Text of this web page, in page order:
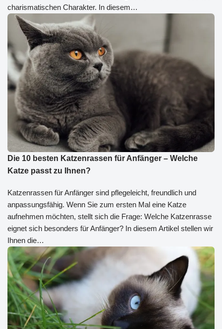
charismatischen Charakter. In diesem…
Die 10 besten Katzenrassen für Anfänger – Welche
Katze passt zu Ihnen?
Katzenrassen für Anfänger sind pflegeleicht, freundlich und
anpassungsfähig. Wenn Sie zum ersten Mal eine Katze
aufnehmen möchten, stellt sich die Frage: Welche Katzenrasse
eignet sich besonders für Anfänger? In diesem Artikel stellen wir
Ihnen die…